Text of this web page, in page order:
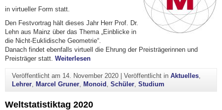
in virtueller Form statt.
Den Festvortrag hält dieses Jahr Herr Prof. Dr.
Lehn aus Mainz über das Thema „Einblicke in
die Nicht-Euklidische Geometrie“.
Danach findet ebenfalls virtuell die Ehrung der Preisträgerinnen und
Preisträger statt. Weiterlesen"Monoid-Jahresfeier 2020 trotz(t) Corona"
Veröffentlicht am 14. November 2020| Veröffentlicht in Aktuelles,
Lehrer, Marcel Gruner, Monoid , Schüler, Studium
Weltstatistiktag 2020